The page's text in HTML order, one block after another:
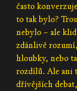
často
to tak bylo?
nebylo – ale
zdánlivě
hloubky, nebo
rozdílů. Ale ani
dřívějších